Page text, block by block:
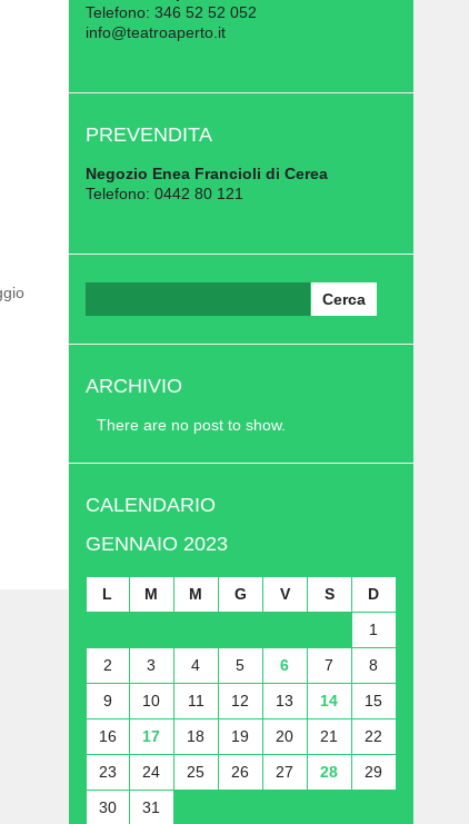
Telefono: 346 52 52 052
info@teatroaperto.it
PREVENDITA
Negozio Enea Francioli di Cerea
Telefono: 0442 80 121
ARCHIVIO
There are no post to show.
CALENDARIO
GENNAIO 2023
L M M G V S
D
1
2
3 4 5 6 7
8
9
10 11 12 13 14
15
16
17 18 19 20 21
22
23
24 25 26 27 28
29
30
31